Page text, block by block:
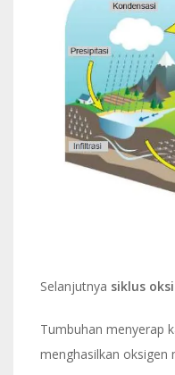
Selanjutnya siklus
Tumbuhan menyerap
menghasilkan oksigen